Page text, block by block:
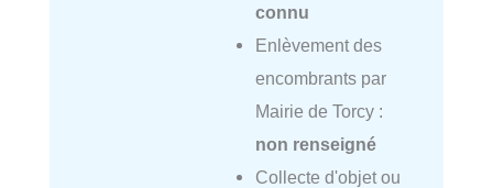
connu
Enlèvement des
encombrants par
Mairie de Torcy :
non renseigné
Collecte d'objet ou